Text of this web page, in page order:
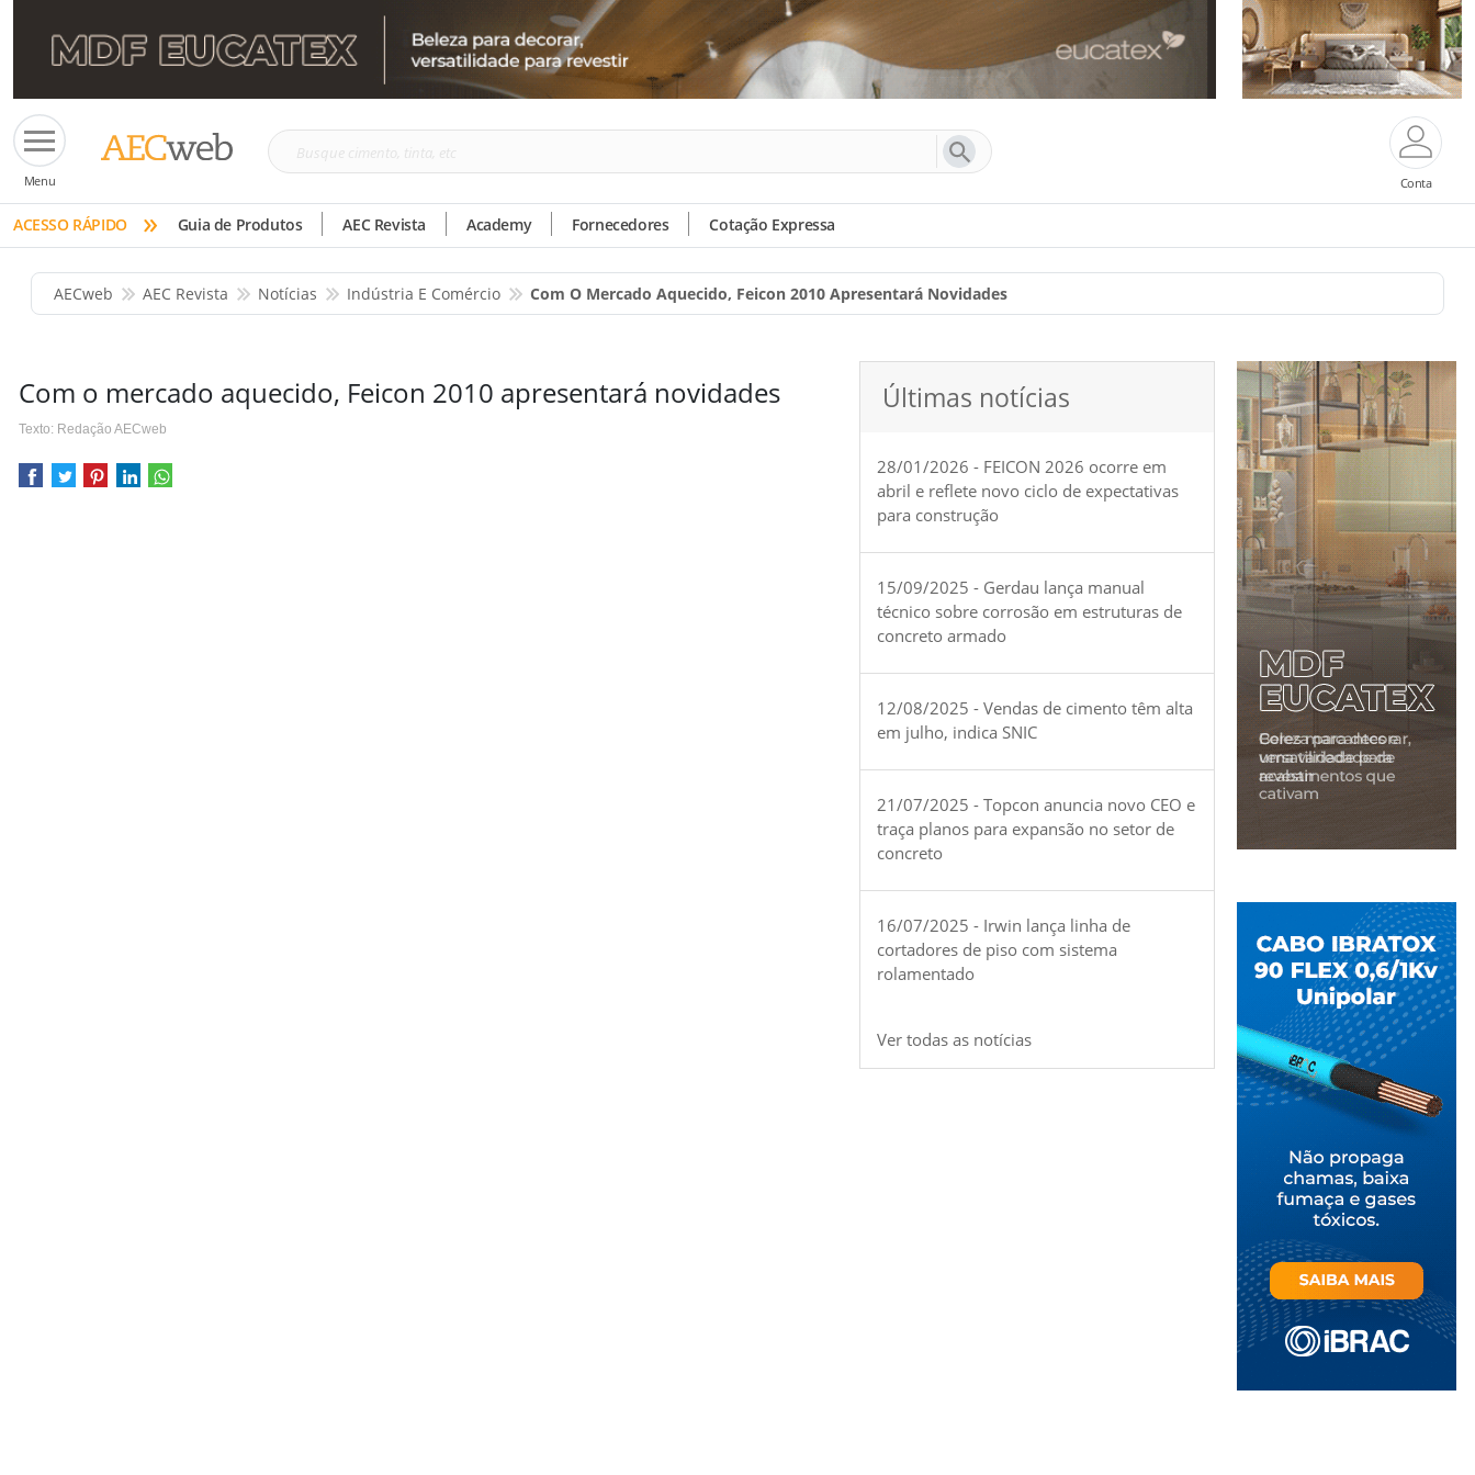
Menu
Busque
tinta,
etc
Conta
ACESSO RÁPIDO » Guia de Produtos AEC Revista Academy Fornecedores Cotação Expressa
AECweb AEC Revista Notícias Indústria E Comércio Com O Mercado Aquecido, Feicon 2010 Apresentará Novidades
Com o mercado aquecido, Feicon 2010 apresentará novidades
Texto: Redação AECweb
Últimas notícias
28/01/2026 - FEICON 2026 ocorre em
abril e reflete novo ciclo de expectativas
para construção
15/09/2025 - Gerdau lança manual
técnico sobre corrosão em estruturas de
concreto armado
12/08/2025 - Vendas de cimento têm alta
em julho, indica SNIC
21/07/2025 - Topcon anuncia novo CEO e
traça planos para expansão no setor de
concreto
16/07/2025 - Irwin lança linha de
cortadores de piso com sistema
rolamentado
Ver todas as notícias